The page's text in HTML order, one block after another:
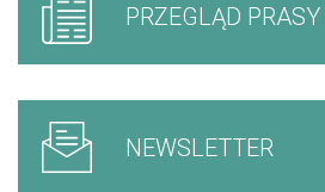
PRZEGLĄD PRASY
NEWSLETTER